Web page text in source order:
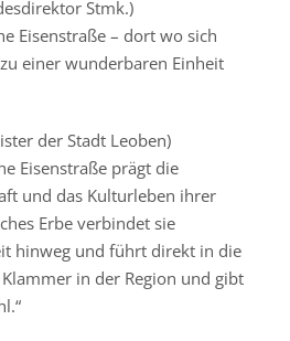
Stmk.)
Eisenstraße – dort wo sich
einer wunderbaren Einheit
der Stadt Leoben)
Eisenstraße prägt die
und das Kulturleben ihrer
Erbe verbindet sie
hinweg und führt direkt in die
in der Region und gibt